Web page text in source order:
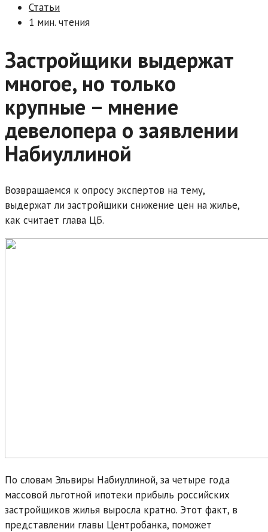
Статьи
1 мин. чтения
Застройщики выдержат
многое, но только
крупные – мнение
девелопера о заявлении
Набиуллиной
Возвращаемся к опросу экспертов на тему,
выдержат ли застройщики снижение цен на жилье,
как считает глава ЦБ.
По словам Эльвиры Набиуллиной, за четыре года
массовой льготной ипотеки прибыль российских
застройщиков жилья выросла кратно. Этот факт, в
представлении главы Центробанка, поможет